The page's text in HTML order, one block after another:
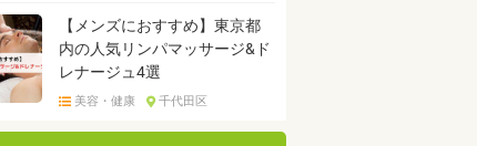
【メンズにおすすめ】東京都
内の人気リンパマッサージ&ド
レナージュ4選
美容・健康 千代田区